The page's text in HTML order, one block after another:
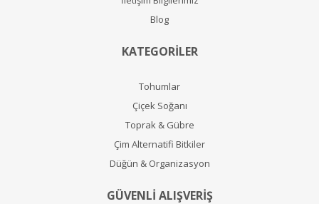
Blog
KATEGORİLER
Tohumlar
Çiçek Soğanı
Toprak & Gübre
Çim Alternatifi Bitkiler
Düğün & Organizasyon
GÜVENLİ ALIŞVERİŞ